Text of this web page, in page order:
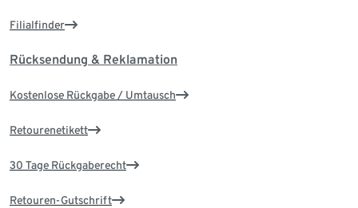
Filialfinder
Rücksendung & Reklamation
Kostenlose Rückgabe / Umtausch
Retourenetikett
30 Tage Rückgaberecht
Retouren-Gutschrift